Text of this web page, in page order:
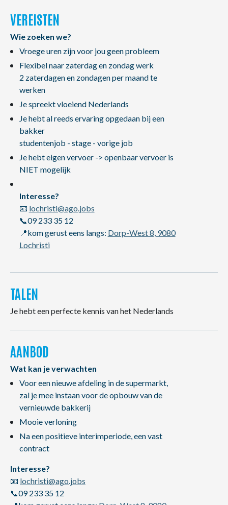
VEREISTEN
Wie zoeken we?
Vroege uren zijn voor jou geen probleem
Flexibel naar zaterdag en zondag werk
2 zaterdagen en zondagen per maand te
werken
Je spreekt vloeiend Nederlands
Je hebt al reeds ervaring opgedaan bij een
bakker
studentenjob - stage - vorige job
Je hebt eigen vervoer -> openbaar vervoer is
NIET mogelijk
Interesse?
📧 lochristi@ago.jobs
📞09 233 35 12
📍kom gerust eens langs: Dorp-West 8, 9080
Lochristi
TALEN
Je hebt een perfecte kennis van het Nederlands
AANBOD
Wat kan je verwachten
Voor een nieuwe afdeling in de supermarkt,
zal je mee instaan voor de opbouw van de
vernieuwde bakkerij
Mooie verloning
Na een positieve interimperiode, een vast
contract
Interesse?
📧 lochristi@ago.jobs
📞09 233 35 12